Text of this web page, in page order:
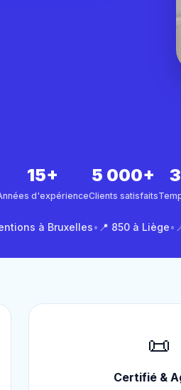
15+
d'expérience
5 000+
Clients satisfaits
à Bruxelles• 📍 850 à Liège•
📜
Certifié &